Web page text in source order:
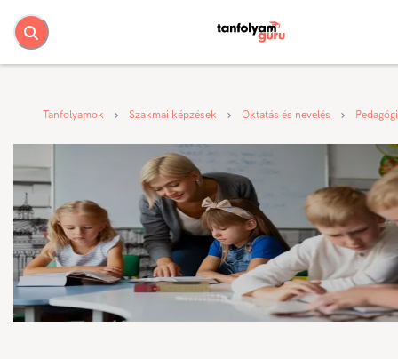
Tanfolyamok Szakmai képzések Oktatás és nevelés